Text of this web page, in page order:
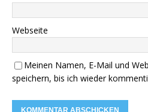
Webseite
Meinen Namen, E-Mail und
speichern, bis ich wieder